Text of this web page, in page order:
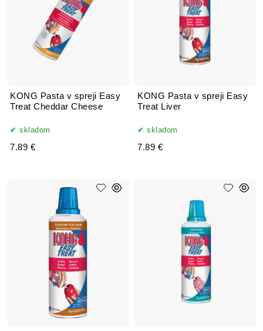
KONG Pasta v spreji Easy
Treat Cheddar Cheese
skladom
7.89 €
KONG Pasta v spreji Easy
Treat Liver
skladom
7.89 €